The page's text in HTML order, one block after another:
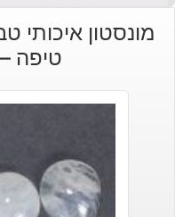
מונסטון איכותי
טיפה – 8 קרט יחידה